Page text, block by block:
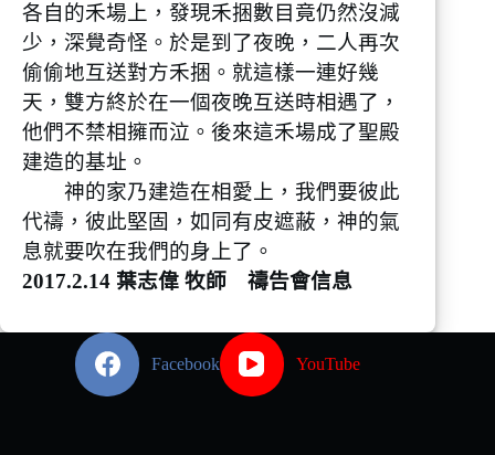
各自的禾場上，發現禾捆數目竟仍然沒減
少，深覺奇怪。於是到了夜晚，二人再次
偷偷地互送對方禾捆。就這樣一連好幾
天，雙方終於在一個夜晚互送時相遇了，
他們不禁相擁而泣。後來這禾場成了聖殿
建造的基址。
神的家乃建造在相愛上，我們要彼此
代禱，彼此堅固，如同有皮遮蔽，神的氣
息就要吹在我們的身上了。
2017.2.14 葉志偉 牧師 禱告會信息
Facebook YouTube